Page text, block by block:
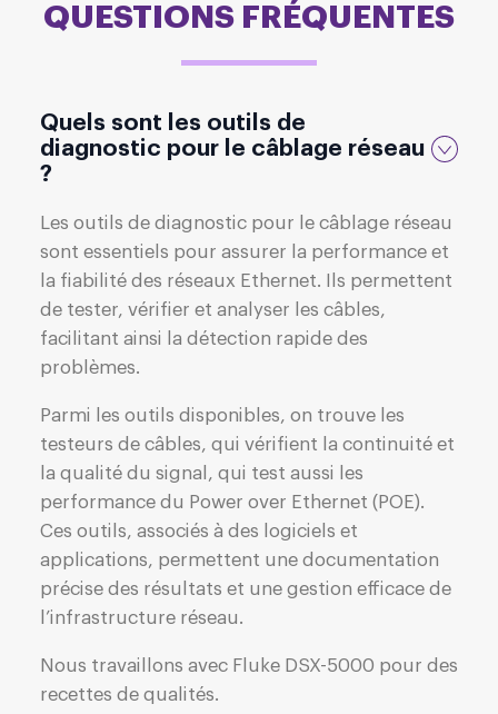
QUESTIONS FRÉQUENTES
Quels sont les outils de
diagnostic pour le câblage réseau
?
Les outils de diagnostic pour le câblage réseau
sont essentiels pour assurer la performance et
la fiabilité des réseaux Ethernet. Ils permettent
de tester, vérifier et analyser les câbles,
facilitant ainsi la détection rapide des
problèmes.
Parmi les outils disponibles, on trouve les
testeurs de câbles, qui vérifient la continuité et
la qualité du signal, qui test aussi les
performance du Power over Ethernet (POE).
Ces outils, associés à des logiciels et
applications, permettent une documentation
précise des résultats et une gestion efficace de
l’infrastructure réseau.
Nous travaillons avec Fluke DSX-5000 pour des
recettes de qualités.